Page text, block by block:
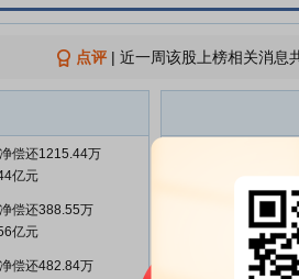
点评| 近一周该股上榜相关消息
偿还1215.44万
亿元
偿还388.55万
亿元
偿还482.84万
议决
掌
募基
掌趣